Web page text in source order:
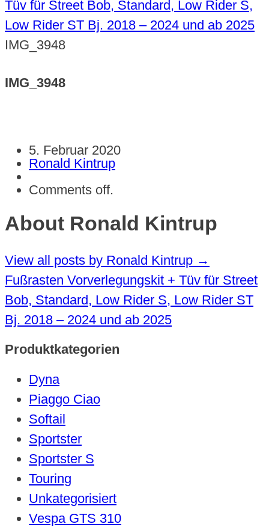
Tüv für Street Bob, Standard, Low Rider S,
Low Rider ST Bj. 2018 – 2024 und ab 2025
IMG_3948
IMG_3948
5. Februar 2020
Ronald Kintrup
Comments off.
About Ronald Kintrup
View all posts by Ronald Kintrup →
Fußrasten Vorverlegungskit + Tüv für Street
Bob, Standard, Low Rider S, Low Rider ST
Bj. 2018 – 2024 und ab 2025
Produktkategorien
Dyna
Piaggo Ciao
Softail
Sportster
Sportster S
Touring
Unkategorisiert
Vespa GTS 310